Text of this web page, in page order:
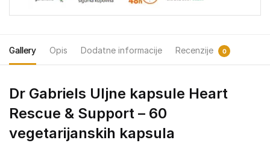
Gallery Opis Dodatne informacije Recenzije 0
Dr Gabriels Uljne kapsule Heart
Rescue & Support – 60
vegetarijanskih kapsula